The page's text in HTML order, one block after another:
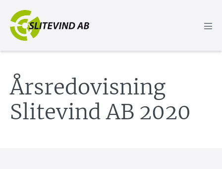
innehåll
Årsredovisning
Slitevind AB 2020